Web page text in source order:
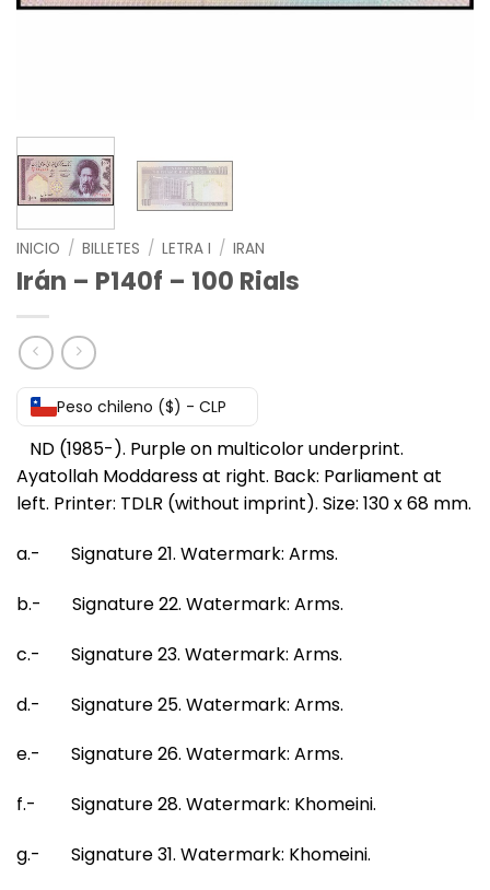
INICIO / BILLETES / LETRA I / IRAN
Irán – P140f – 100 Rials
Peso chileno ($) - CLP
ND (1985-). Purple on multicolor underprint.
Ayatollah Moddaress at right. Back: Parliament at
left. Printer: TDLR (without imprint). Size: 130 x 68 mm.
a.- Signature 21. Watermark: Arms.
b.- Signature 22. Watermark: Arms.
c.- Signature 23. Watermark: Arms.
d.- Signature 25. Watermark: Arms.
e.- Signature 26. Watermark: Arms.
f.- Signature 28. Watermark: Khomeini.
g.- Signature 31. Watermark: Khomeini.